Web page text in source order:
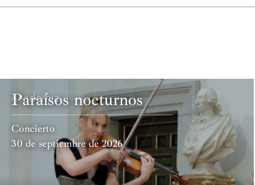
Academia
Paraísos nocturnos
Concierto
30 de septiembre de 2026